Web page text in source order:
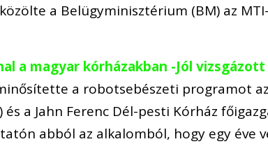
a Belügyminisztérium (BM) az
a magyar kórházakban -Jól
a robotsebészeti programot
és a Jahn Ferenc Dél-pesti Kórház
abból az alkalomból, hogy egy éve